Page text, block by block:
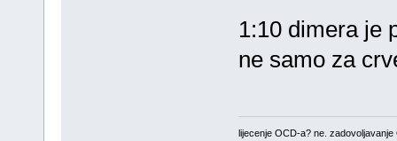
1:10 dimera je
ne samo za
lijecenje OCD-a? ne. zadovoljavanje